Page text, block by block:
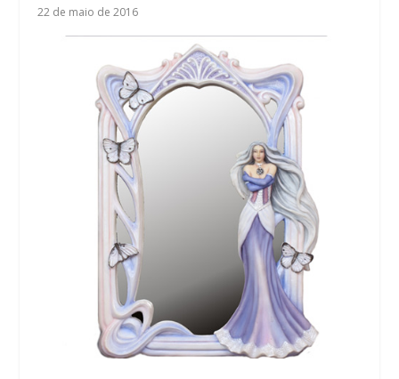
22 de maio de 2016